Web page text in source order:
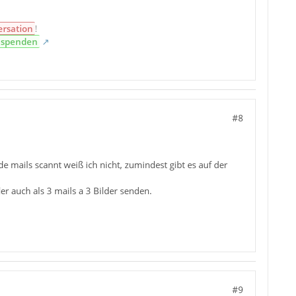
!
#8
mails scannt weiß ich nicht, zumindest gibt es auf der
auch als 3 mails a 3 Bilder senden.
#9